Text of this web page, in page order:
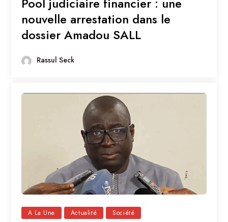
nouvelle arrestation dans le
dossier Amadou SALL
Rassul Seck
A La Une Actualité Société